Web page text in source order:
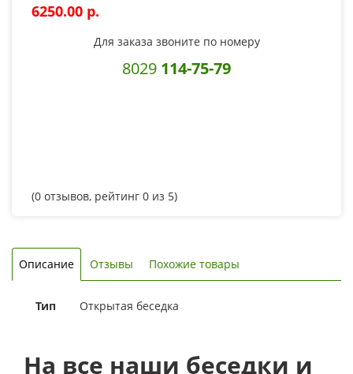
6250.00 p.
Для заказа звоните по номеру
8029 114-75-79
(0 отзывов, рейтинг 0 из 5)
Описание Отзывы Похожие товары
Тип Открытая беседка
На все наши беседки и